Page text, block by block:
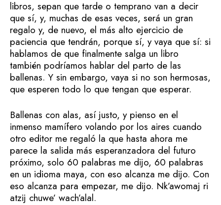
libros, sepan que tarde o temprano van a decir
que sí, y, muchas de esas veces, será un gran
regalo y, de nuevo, el más alto ejercicio de
paciencia que tendrán, porque sí, y vaya que sí: si
hablamos de que finalmente salga un libro
también podríamos hablar del parto de las
ballenas. Y sin embargo, vaya si no son hermosas,
que esperen todo lo que tengan que esperar.
Ballenas con alas, así justo, y pienso en el
inmenso mamífero volando por los aires cuando
otro editor me regaló la que hasta ahora me
parece la salida más esperanzadora del futuro
próximo, solo 60 palabras me dijo, 60 palabras
en un idioma maya, con eso alcanza me dijo. Con
eso alcanza para empezar, me dijo. Nk’awomaj ri
atzij chuwe’ wach’alal.